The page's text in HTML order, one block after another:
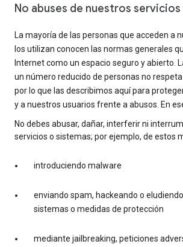
No abuses de nuestros servicios
La mayoría de las personas que acceden a
los utilizan conocen las normas generales
Internet como un espacio seguro y abierto.
un número reducido de personas no
por lo que las describimos aquí para
y a nuestros usuarios frente a abusos. En
No debes abusar, dañar, interferir ni
servicios o sistemas; por ejemplo, de estos
introduciendo malware
enviando spam, hackeando o
sistemas o medidas de protección
mediante jailbreaking, peticiones